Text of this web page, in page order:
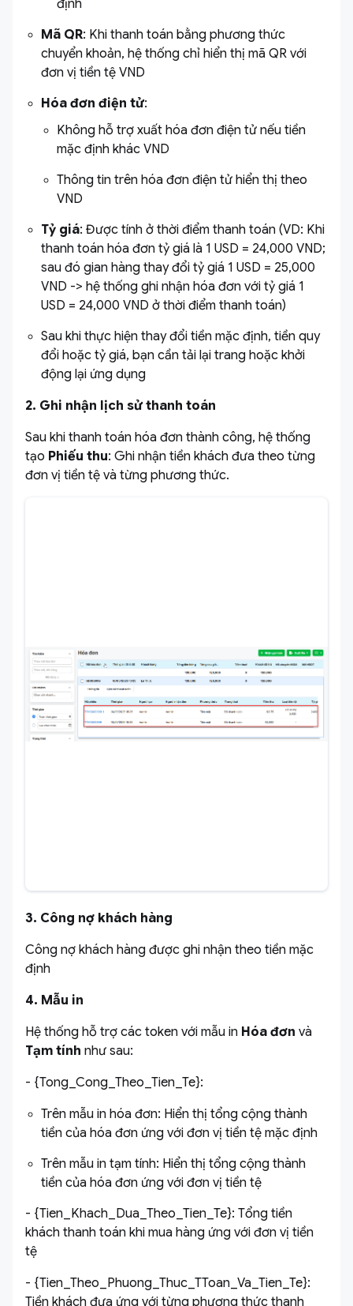
định
Mã QR: Khi thanh toán bằng phương thức
chuyển khoản, hệ thống chỉ hiển thị mã QR với
đơn vị tiền tệ VND
Hóa đơn điện tử:
Không hỗ trợ xuất hóa đơn điện tử nếu tiền
mặc định khác VND
Thông tin trên hóa đơn điện tử hiển thị theo
VND
Tỷ giá: Được tính ở thời điểm thanh toán (VD: Khi
thanh toán hóa đơn tỷ giá là 1 USD = 24,000 VND;
sau đó gian hàng thay đổi tỷ giá 1 USD = 25,000
VND -> hệ thống ghi nhận hóa đơn với tỷ giá 1
USD = 24,000 VND ở thời điểm thanh toán)
Sau khi thực hiện thay đổi tiền mặc định, tiền quy
đổi hoặc tỷ giá, bạn cần tải lại trang hoặc khởi
động lại ứng dụng
2. Ghi nhận lịch sử thanh toán
Sau khi thanh toán hóa đơn thành công, hệ thống
tạo Phiếu thu: Ghi nhận tiền khách đưa theo từng
đơn vị tiền tệ và từng phương thức.
3. Công nợ khách hàng
Công nợ khách hàng được ghi nhận theo tiền mặc
định
4. Mẫu in
Hệ thống hỗ trợ các token với mẫu in Hóa đơn và
Tạm tính như sau:
- {Tong_Cong_Theo_Tien_Te}:
Trên mẫu in hóa đơn: Hiển thị tổng cộng thành
tiền của hóa đơn ứng với đơn vị tiền tệ mặc định
Trên mẫu in tạm tính: Hiển thị tổng cộng thành
tiền của hóa đơn ứng với đơn vị tiền tệ
- {Tien_Khach_Dua_Theo_Tien_Te}: Tổng tiền
khách thanh toán khi mua hàng ứng với đơn vị tiền
tệ
- {Tien_Theo_Phuong_Thuc_TToan_Va_Tien_Te}:
Tiền khách đưa ứng với từng phương thức thanh